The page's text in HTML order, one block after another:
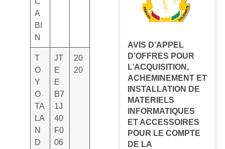
A
BI
N
T
O
Y
O
TA
LA
N
D
JT
E
E
B7
1J
40
F0
06
20
20
AVIS D’APPEL
D’OFFRES POUR
L’ACQUISITION,
ACHEMINEMENT ET
INSTALLATION DE
MATERIELS
INFORMATIQUES
ET ACCESSOIRES
POUR LE COMPTE
DE LA